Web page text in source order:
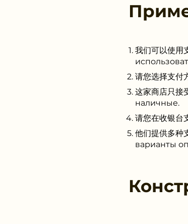
我们可以使
请您选择支
这家商店只
наличные.
请您在收银
他们提供多
варианты